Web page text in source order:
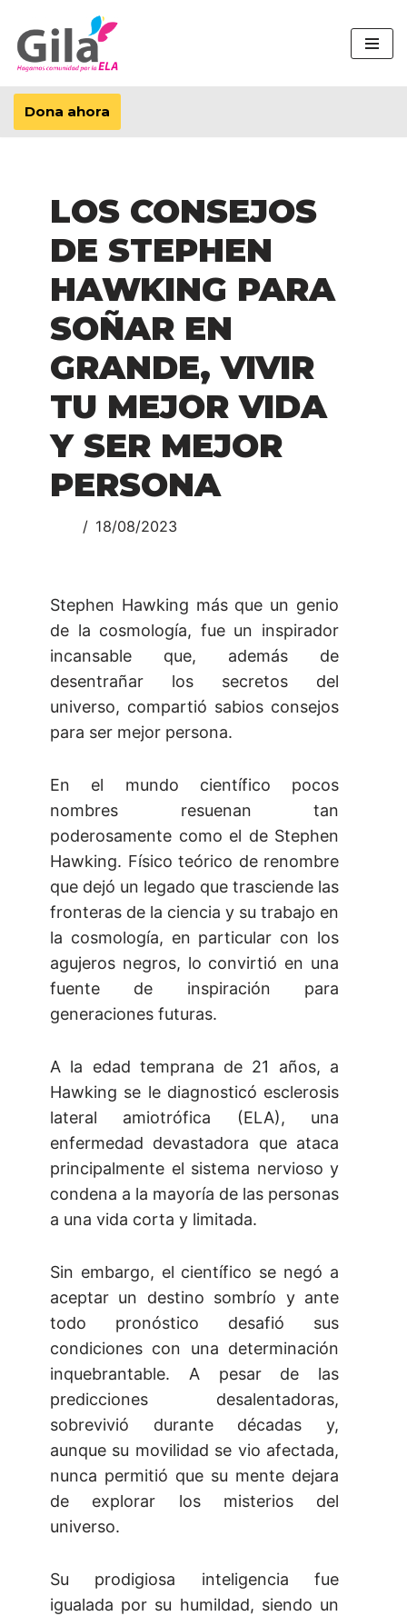
Saltar
al
contenido
Dona ahora
LOS CONSEJOS
DE STEPHEN
HAWKING PARA
SOÑAR EN
GRANDE, VIVIR
TU MEJOR VIDA
Y SER MEJOR
PERSONA
18/08/2023
Stephen Hawking más que un genio
de la cosmología, fue un inspirador
incansable que, además de
desentrañar los secretos del
universo, compartió sabios consejos
para ser mejor persona.
En el mundo científico pocos
nombres resuenan tan
poderosamente como el de Stephen
Hawking. Físico teórico de renombre
que dejó un legado que trasciende las
fronteras de la ciencia y su trabajo en
la cosmología, en particular con los
agujeros negros, lo convirtió en una
fuente de inspiración para
generaciones futuras.
A la edad temprana de 21 años, a
Hawking se le diagnosticó esclerosis
lateral amiotrófica (ELA), una
enfermedad devastadora que ataca
principalmente el sistema nervioso y
condena a la mayoría de las personas
a una vida corta y limitada.
Sin embargo, el científico se negó a
aceptar un destino sombrío y ante
todo pronóstico desafió sus
condiciones con una determinación
inquebrantable. A pesar de las
predicciones desalentadoras,
sobrevivió durante décadas y,
aunque su movilidad se vio afectada,
nunca permitió que su mente dejara
de explorar los misterios del
universo.
Su prodigiosa inteligencia fue
igualada por su humildad, siendo un